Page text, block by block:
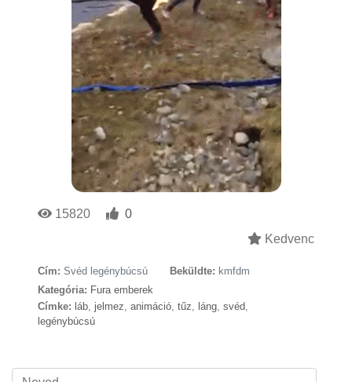
15820
0
Kedvenc
Cím: Svéd legénybúcsú Beküldte: kmfdm
Kategória: Fura emberek
Címke: láb, jelmez, animáció, tűz, láng, svéd,
legénybúcsú